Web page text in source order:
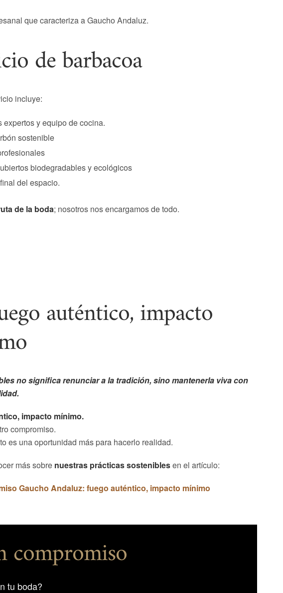
que caracteriza a Gaucho Andaluz.
de barbacoa
incluye:
expertos y equipo de cocina.
sostenible
biodegradables y ecológicos
del espacio.
de la boda; nosotros nos encargamos de todo.
auténtico, impacto
no significa renunciar a la tradición, sino mantenerla viva con
impacto mínimo.
compromiso.
es una oportunidad más para hacerlo realidad.
más sobre nuestras prácticas sosteniblesen el artículo:
Gaucho Andaluz: fuego auténtico, impacto mínimo
compromiso
tu boda?